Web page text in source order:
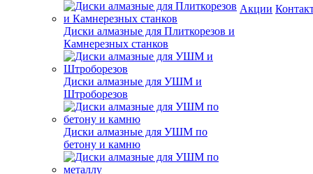
Диски алмазные для Плиткорезов и
Камнерезных станков
Диски алмазные для УШМ и
Штроборезов
Диски алмазные для УШМ по
бетону и камню
Акции